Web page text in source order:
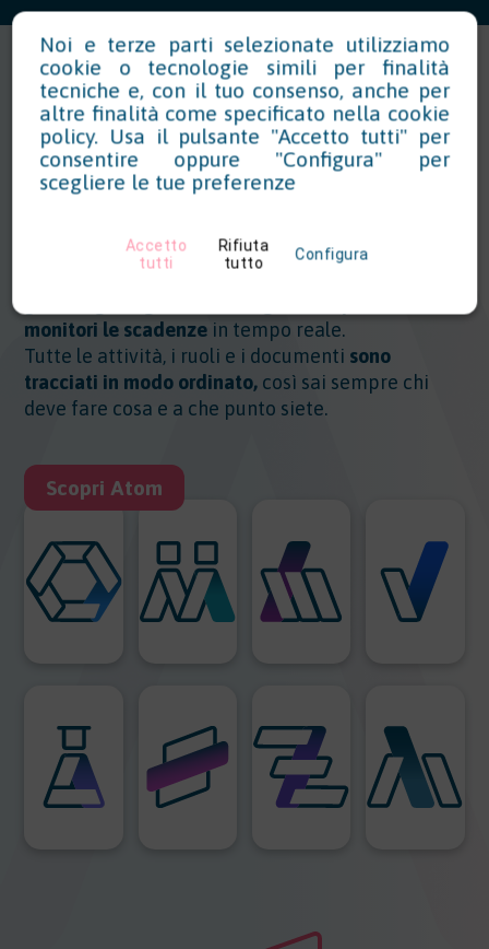
ATOM, la piattaforma HSE
cloud per obblighi e
monitori le scadenze in tempo reale.
Tutte le attività, i ruoli e i documenti sono
tracciati in modo ordinato, così sai sempre chi
deve fare cosa e a che punto siete.
Scopri Atom
Noi e terze parti selezionate utilizziamo
cookie o tecnologie simili per finalità
tecniche e, con il tuo consenso, anche per
altre finalità come specificato nella cookie
policy. Usa il pulsante "Accetto tutti" per
consentire oppure "Configura" per
scegliere le tue preferenze
Accetto
tutti
Rifiuta
tutto
Configura